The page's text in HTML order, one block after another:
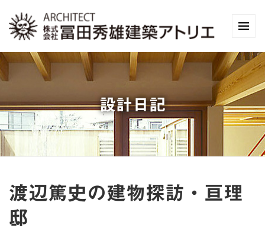
設計日記
渡辺篤史の建物探訪・亘理
邸